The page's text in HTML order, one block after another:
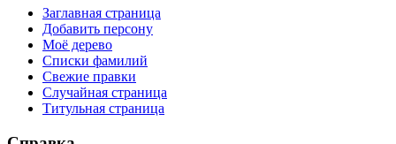
Заглавная страница
Добавить персону
Моё дерево
Списки фамилий
Свежие правки
Случайная страница
Титульная страница